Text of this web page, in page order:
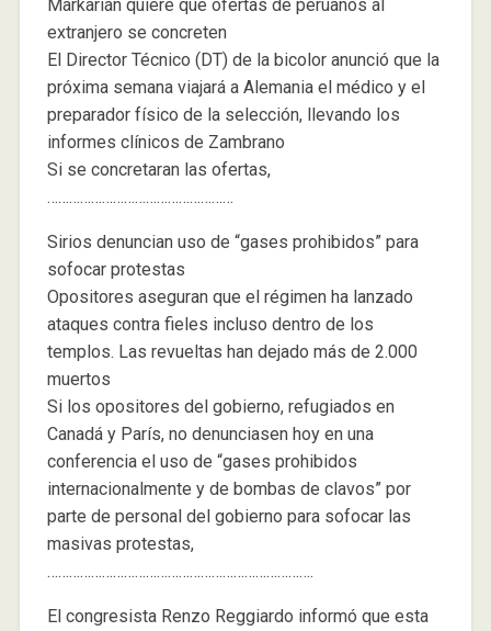
Markarián quiere que ofertas de peruanos al
extranjero se concreten
El Director Técnico (DT) de la bicolor anunció que la
próxima semana viajará a Alemania el médico y el
preparador físico de la selección, llevando los
informes clínicos de Zambrano
Si se concretaran las ofertas,
……………………………………………
Sirios denuncian uso de “gases prohibidos” para
sofocar protestas
Opositores aseguran que el régimen ha lanzado
ataques contra fieles incluso dentro de los
templos. Las revueltas han dejado más de 2.000
muertos
Si los opositores del gobierno, refugiados en
Canadá y París, no denunciasen hoy en una
conferencia el uso de “gases prohibidos
internacionalmente y de bombas de clavos” por
parte de personal del gobierno para sofocar las
masivas protestas,
……………………………………………………………….
El congresista Renzo Reggiardo informó que esta